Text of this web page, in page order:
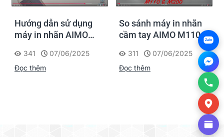
Hướng dẫn sử dụng
máy in nhãn AIMO
341
07/06/2025
Đọc thêm
So sánh máy in nhãn
cầm tay AIMO M110
và M200 – Nên chọn
mẫu nào?
311
07/06/2025
Đọc thêm
Zalo